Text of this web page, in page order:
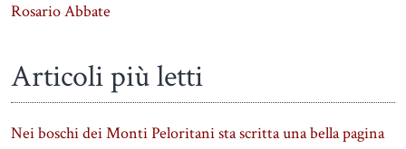
Rosario Abbate
Articoli più letti
Nei boschi dei Monti Peloritani sta scritta una bella pagina